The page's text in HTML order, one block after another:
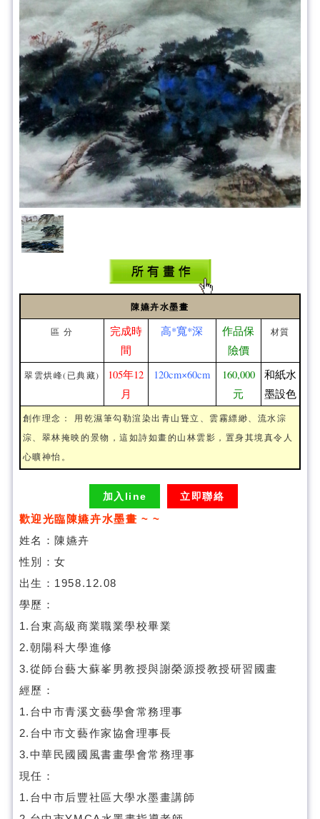
陳嬿卉水墨畫
區 分
完成時
間
高*寬*深
作品保
險價
材質
翠雲烘峰(已典藏)
105年12
月
120cm×60cm
160,000
元
和紙水
墨設色
創作理念： 用乾濕筆勾勒渲染出青山聳立、雲霧縹緲、流水淙
淙、翠林掩映的景物，這如詩如畫的山林雲影，置身其境真令人
心曠神怡。
加入line 立即聯絡
歡迎光臨陳嬿卉水墨畫 ~ ~
姓名：陳嬿卉
性別：女
出生：1958.12.08
學歷：
1.台東高級商業職業學校畢業
2.朝陽科大學進修
3.從師台藝大蘇峯男教授與謝榮源授教授研習國畫
經歷：
1.台中市青溪文藝學會常務理事
2.台中市文藝作家協會理事長
3.中華民國國風書畫學會常務理事
現任：
1.台中市后豐社區大學水墨畫講師